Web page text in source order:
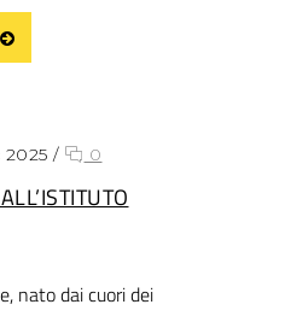
/ 0
nato dai cuori dei